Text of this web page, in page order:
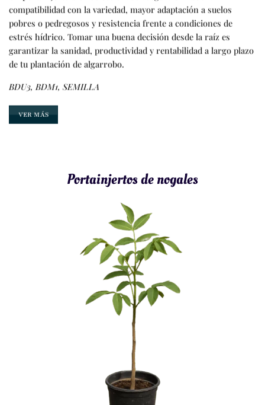
compatibilidad con la variedad, mayor adaptación a suelos
pobres o pedregosos y resistencia frente a condiciones de
estrés hídrico. Tomar una buena decisión desde la raíz es
garantizar la sanidad, productividad y rentabilidad a largo plazo
de tu plantación de algarrobo.
BDU3, BDM1, SEMILLA
VER MÁS
Portainjertos de nogales